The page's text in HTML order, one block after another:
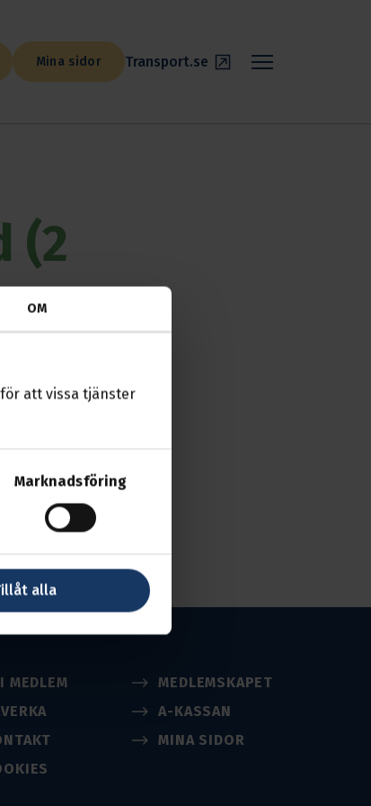
OM
att vissa tjänster
Marknadsföring
alla
Mina sidor Transport.se
(2
MEDLEM
MEDLEMSKAPET
A-KASSAN
MINA SIDOR